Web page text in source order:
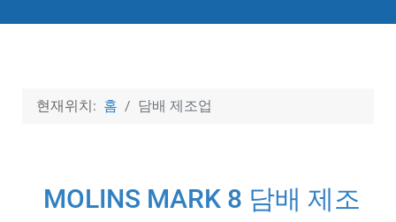
현재위치: 홈 담배 제조업
MOLINS MARK 8 담배 제조